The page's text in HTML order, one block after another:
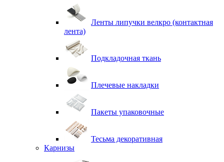
Ленты липучки велкро (контактная
лента)
Подкладочная ткань
Плечевые накладки
Пакеты упаковочные
Тесьма декоративная
Карнизы